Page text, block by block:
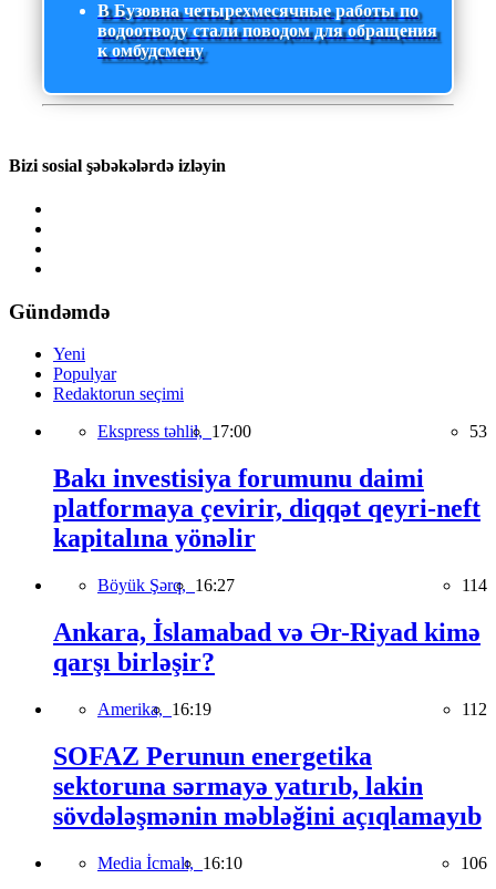
В Бузовна четырехмесячные работы по
водоотводу стали поводом для обращения
к омбудсмену
Bizi sosial şəbəkələrdə izləyin
Gündəmdə
Yeni
Populyar
Redaktorun seçimi
Ekspress təhlil, 17:00 53
Bakı investisiya forumunu daimi
platformaya çevirir, diqqət qeyri-neft
kapitalına yönəlir
Böyük Şərq, 16:27 114
Ankara, İslamabad və Ər-Riyad kimə
qarşı birləşir?
Amerika, 16:19 112
SOFAZ Perunun energetika
sektoruna sərmayə yatırıb, lakin
sövdələşmənin məbləğini açıqlamayıb
Media İcmalı, 16:10 106